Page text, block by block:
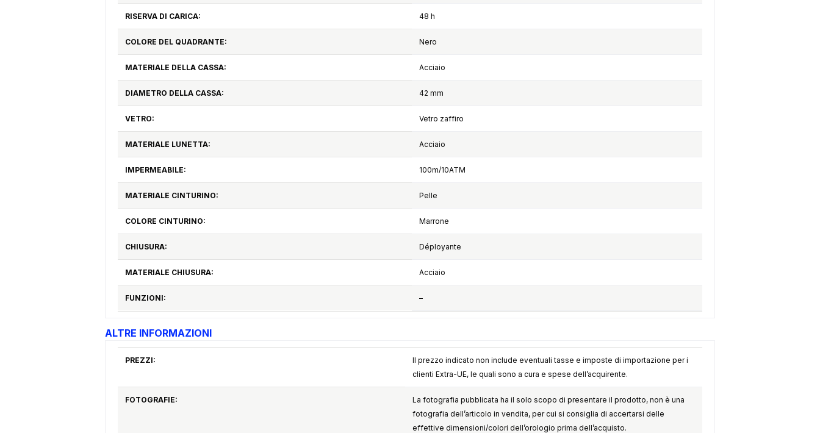
RISERVA DI CARICA: 48 h
COLORE DEL QUADRANTE: Nero
MATERIALE DELLA CASSA: Acciaio
DIAMETRO DELLA CASSA: 42 mm
VETRO: Vetro zaffiro
MATERIALE LUNETTA: Acciaio
IMPERMEABILE: 100m/10ATM
MATERIALE CINTURINO: Pelle
COLORE CINTURINO: Marrone
CHIUSURA: Déployante
MATERIALE CHIUSURA: Acciaio
FUNZIONI: –
ALTRE INFORMAZIONI
PREZZI:
Il prezzo indicato non include eventuali tasse e imposte di importazione per i
clienti Extra-UE, le quali sono a cura e spese dell’acquirente.
FOTOGRAFIE:
La fotografia pubblicata ha il solo scopo di presentare il prodotto, non è una
fotografia dell’articolo in vendita, per cui si consiglia di accertarsi delle
effettive dimensioni/colori dell’orologio prima dell’acquisto.